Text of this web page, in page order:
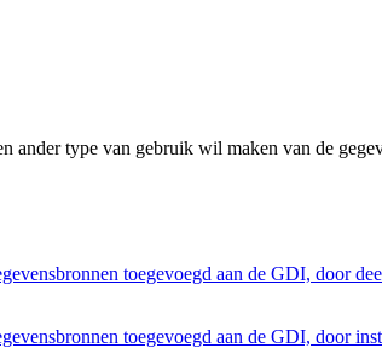
ander type van gebruik wil maken van de
toegevoegd aan de GDI, door
toegevoegd aan de GDI, door